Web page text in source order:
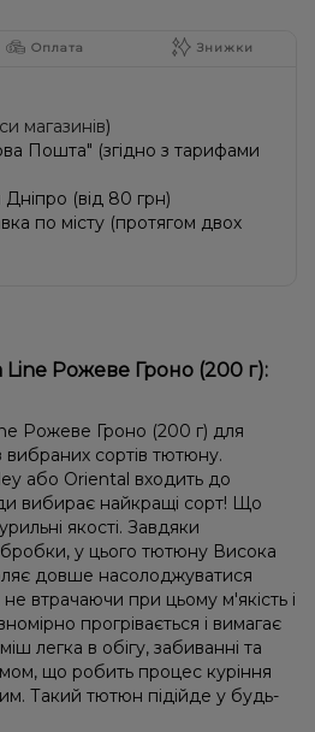
Оплата Знижки
магазинів)
Пошта" (згідно з тарифами
(від 80 грн)
по місту (протягом двох
Рожеве Гроно (200 г):
Рожеве Гроно (200 г) для
вибраних сортів тютюну.
або Oriental входить до
вибирає найкращі сорт! Що
якості. Завдяки
у цього тютюну Висока
довше насолоджуватися
втрачаючи при цьому м'якість і
прогрівається і вимагає
легка в обігу, забиванні та
що робить процес куріння
Такий тютюн підійде у будь-